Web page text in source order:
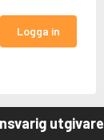
Logga in
utgivare